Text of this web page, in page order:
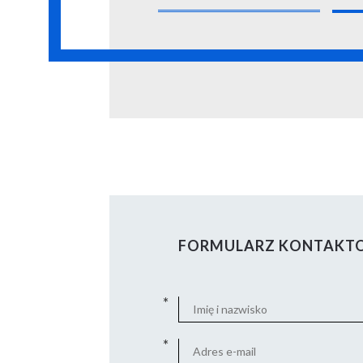
FORMULARZ